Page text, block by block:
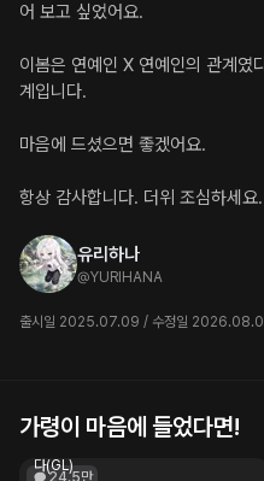
조금만 더 나중에
나간 Guest.
가령
옥구슬 같은 목소리였다. 창
여성이 보였다. 단번에 그녀
목소리로 한 번 웃고는 자리
더니 이내 마스크를 벗었다.
어 보고 싶었어요.
이봄은 연예인 X 연예인의 관계였
계입니다.
마음에 드셨으면 좋겠어요.
항상 감사합니다. 더위 조심하세요.
유리하나
@YURIHANA
출시일 2025.07.09 / 수정일
가령이 마음에 들었다면!
24.5만
문서영
다(GL)